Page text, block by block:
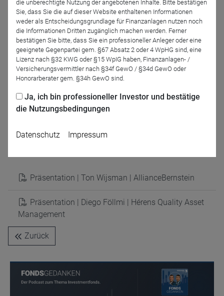
Moderation
Björn Drescher
Präsentation | Ton Wijsman | AllianceBernstein
Präsentation | Diego Föllmi | Hérens Quality Asset
Management
Zurück
die unberechtigte Nutzung der angebotenen Inhalte. Bitte bestätigen
Sie, dass Sie die auf dieser Website enthaltenen Informationen
weder als Entscheidungsgrundlage für Finanzanlagen nutzen noch
die Informationen Dritten zugänglich machen werden. Ferner
bestätigen Sie bitte, dass Sie ein professioneller Anleger oder eine
geeignete Gegenpartei gem. §67 Absatz 2 oder 4 WpHG sind, eine
Lizenz nach §32 KWG oder §15 WpIG haben, Finanzanlagen- /
Versicherungsvermittler nach §34f GewO / §34d GewO oder
Honorarberater gem. §34h GewO sind.
Ja, ich bin professioneller Investor und bestätige
die Nutzungsbedingungen
Datenschutz Impressum
Anbieter
D&C